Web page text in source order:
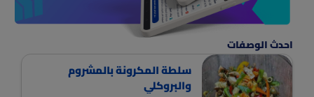
احدث الوصفات
سلطة المكرونة بالمشروم
والبروكلي